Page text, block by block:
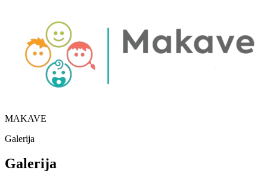
MAKAVE
Galerija
Galerija